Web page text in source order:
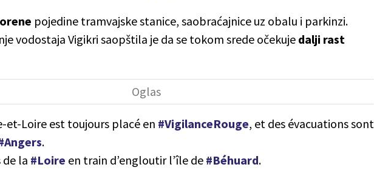
pojedine tramvajske stanice, saobraćajnice uz obalu i parkinzi.
vodostaja Vigikri saopštila je da se tokom srede očekuje dalji rast
et-Loire est toujours placé en #VigilanceRouge, et des évacuations sont
.
de la #Loire en train d’engloutir l’île de #Béhuard.